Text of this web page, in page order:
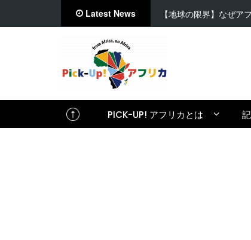
Latest News 【地球の限界】なぜア
PICK-UP! アフリカとは